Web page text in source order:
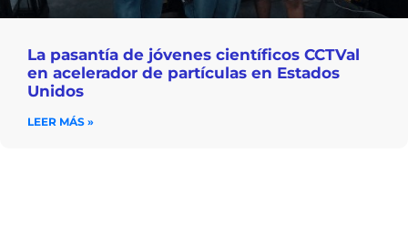
La pasantía de jóvenes científicos CCTVal
en acelerador de partículas en Estados
Unidos
LEER MÁS »